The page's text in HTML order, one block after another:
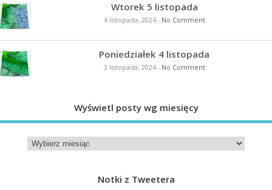
Wtorek 5 listopada
4 listopada, 2024- No Comment
Poniedziałek 4 listopada
3 listopada, 2024- No Comment
Wyświetl posty wg miesięcy
Notki z Tweetera